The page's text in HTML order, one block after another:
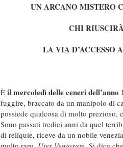
UN ARCANO MISTERO
CHI
LA VIA D’ACCESSO
È il mercoledì delle ceneri dell’anno
fuggire, braccato da un manipolo di
possiede qualcosa di molto prezioso,
Sono passati tredici anni da quel
di reliquie, riceve da un nobile